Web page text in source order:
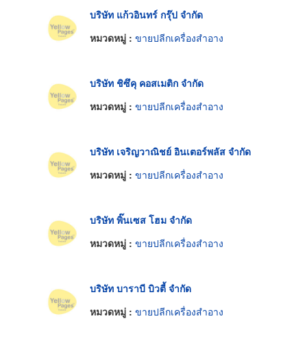
บริษัท แก้วอินทร์ กรุ๊ป จำกัด
หมวดหมู่ : ขายปลีกเครื่องสำอาง
บริษัท ชิซึคุ คอสเมติก จำกัด
หมวดหมู่ : ขายปลีกเครื่องสำอาง
บริษัท เจริญวาณิชย์ อินเตอร์พลัส จำกัด
หมวดหมู่ : ขายปลีกเครื่องสำอาง
บริษัท พิ๊นเซส โฮม จำกัด
หมวดหมู่ : ขายปลีกเครื่องสำอาง
บริษัท บาราบี บิวตี้ จำกัด
หมวดหมู่ : ขายปลีกเครื่องสำอาง